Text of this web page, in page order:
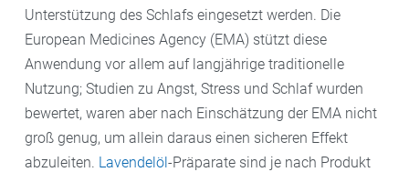
Unterstützung des Schlafs eingesetzt werden. Die
European Medicines Agency (EMA) stützt diese
Anwendung vor allem auf langjährige traditionelle
Nutzung; Studien zu Angst, Stress und Schlaf wurden
bewertet, waren aber nach Einschätzung der EMA nicht
groß genug, um allein daraus einen sicheren Effekt
abzuleiten. Lavendelöl-Präparate sind je nach Produkt